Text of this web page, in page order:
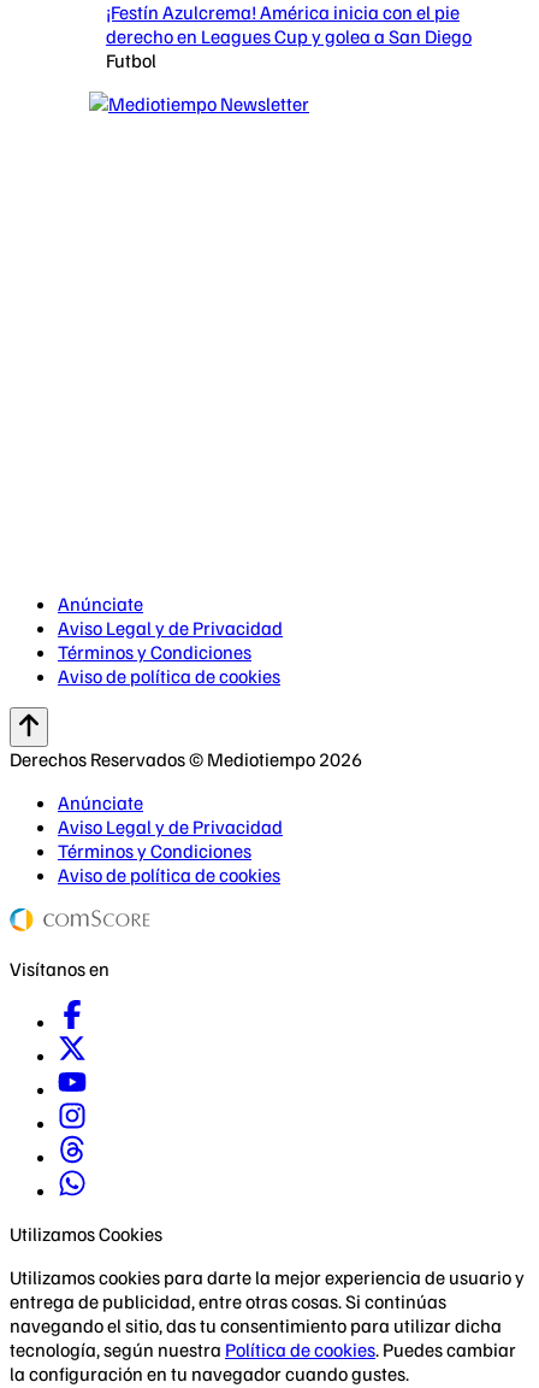
¡Festín Azulcrema! América inicia con el pie
derecho en Leagues Cup y golea a San Diego
Futbol
Anúnciate
Aviso Legal y de Privacidad
Términos y Condiciones
Aviso de política de cookies
Derechos Reservados © Mediotiempo 2026
Anúnciate
Aviso Legal y de Privacidad
Términos y Condiciones
Aviso de política de cookies
Visítanos en
Utilizamos Cookies
Utilizamos cookies para darte la mejor experiencia de usuario y
entrega de publicidad, entre otras cosas. Si continúas
navegando el sitio, das tu consentimiento para utilizar dicha
tecnología, según nuestra Política de cookies. Puedes cambiar
la configuración en tu navegador cuando gustes.